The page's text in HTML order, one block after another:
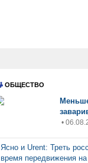
ОБЩЕСТВО
•
Ясно и Urent: Треть
время передвижения